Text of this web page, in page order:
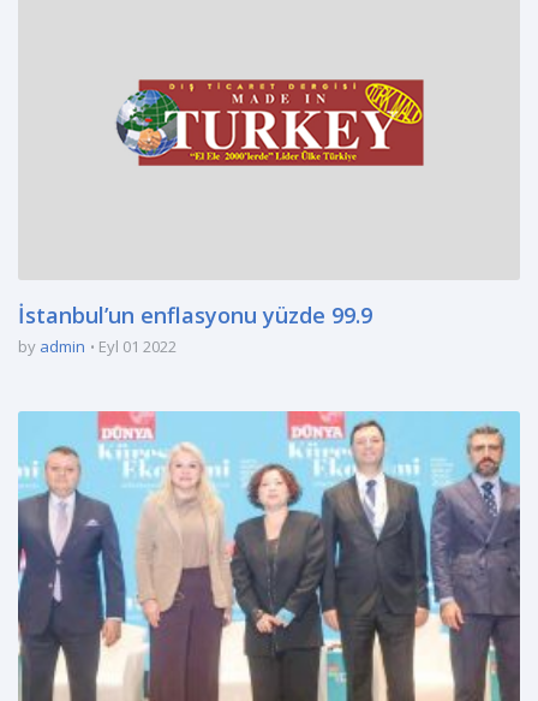
İstanbul’un enflasyonu yüzde 99.9
by admin Eyl 01 2022